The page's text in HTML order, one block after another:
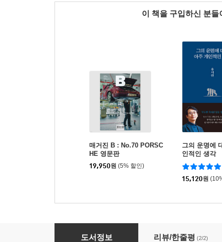
이 책을 구입하신 분
매거진 B : No.70 PORSC
HE 영문판
19,950원 (5% 할인)
그의 운명에
인적인 생각
15,120원
시작은 브롬톤
도서정보 리뷰/한줄평 (2/2)